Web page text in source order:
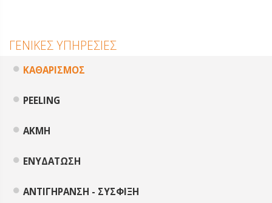
ΓΕΝΙΚΕΣ ΥΠΗΡΕΣΙΕΣ
ΚΑΘΑΡΙΣΜΟΣ
PEELING
ΑΚΜΗ
ΕΝΥΔΑΤΩΣΗ
ΑΝΤΙΓΗΡΑΝΣΗ - ΣΥΣΦΙΞΗ